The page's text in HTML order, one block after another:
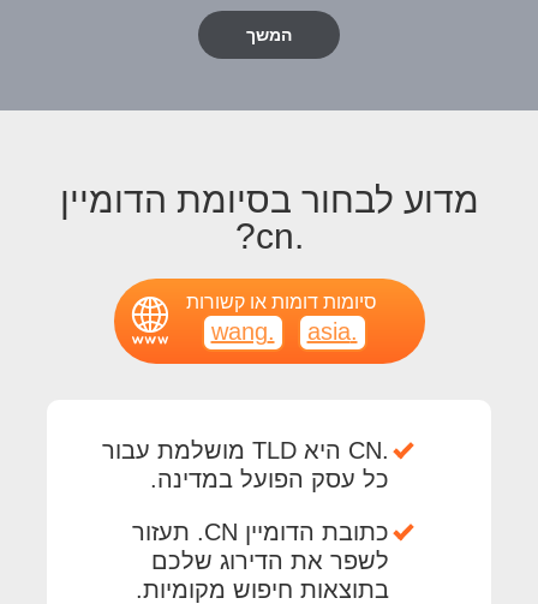
המשך
מדוע לבחור בסיומת הדומיין
.cn?
סיומות דומות או קשורות
.asia
.wang
.CN היא TLD מושלמת עבור
כל עסק הפועל במדינה.
כתובת הדומיין CN. תעזור
לשפר את הדירוג שלכם
בתוצאות חיפוש מקומיות.